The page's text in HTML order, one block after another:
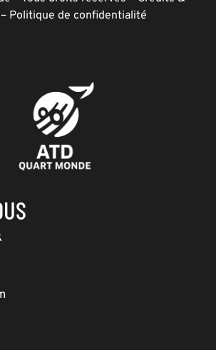
– Politique de confidentialité